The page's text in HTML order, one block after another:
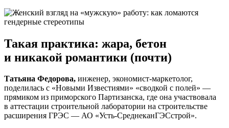
Такая практика: жара, бетон
и никакой романтики (почти)
Татьяна Федорова, инженер, экономист-маркетолог,
поделилась с «Новыми Известиями» «сводкой с полей» —
прямиком из приморского Партизанска, где она участвовала
в аттестации строительной лаборатории на строительстве
расширения ГРЭС — АО «Усть-СреднеканГЭСстрой».